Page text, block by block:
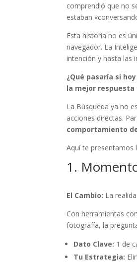
comprendió que no
estaban
Esta historia no es
navegador. La
intención y hasta las
¿Qué pasaría si
la mejor respuesta
La Búsqueda ya no
acciones directas.
comportamiento
Aquí te presentamos
1.
El Cambio: La
Con herramientas
fotografía, la
Dato Clave: 1 de
Tu Estrategia: